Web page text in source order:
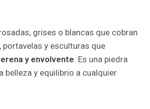
grises o blancas que cobran
y esculturas que
y envolvente. Es una piedra
belleza y equilibrio a cualquier